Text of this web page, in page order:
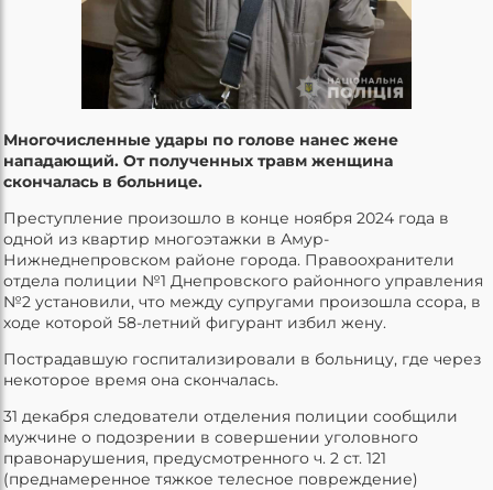
Многочисленные удары по голове нанес жене
нападающий. От полученных травм женщина
скончалась в больнице.
Преступление произошло в конце ноября 2024 года в
одной из квартир многоэтажки в Амур-
Нижнеднепровском районе города. Правоохранители
отдела полиции №1 Днепровского районного управления
№2 установили, что между супругами произошла ссора, в
ходе которой 58-летний фигурант избил жену.
Пострадавшую госпитализировали в больницу, где через
некоторое время она скончалась.
31 декабря следователи отделения полиции сообщили
мужчине о подозрении в совершении уголовного
правонарушения, предусмотренного ч. 2 ст. 121
(преднамеренное тяжкое телесное повреждение)